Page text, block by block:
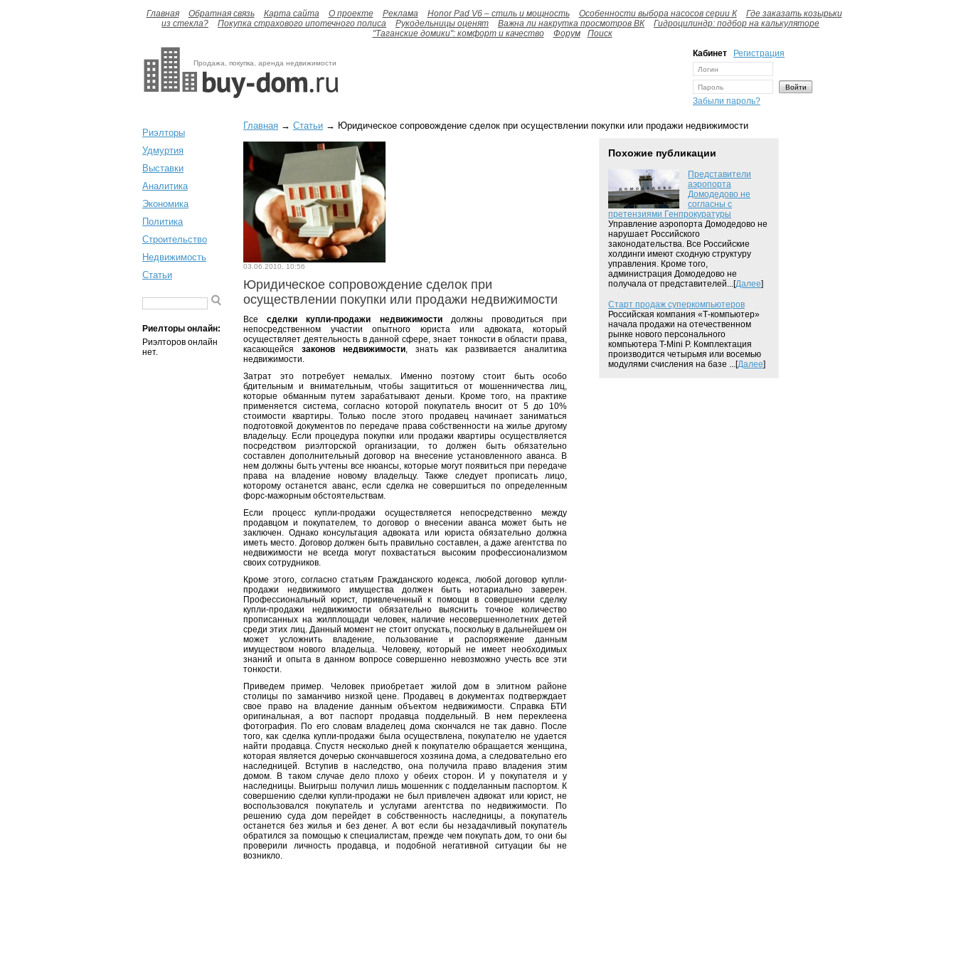
Главная Обратная связь Карта сайта О проекте Реклама Honor Pad V6 – стиль и мощность Особенности выбора насосов серии К
Где заказать козырьки
из стекла?
Покупка страхового ипотечного полиса Рукодельницы оценят Важна ли накрутка просмотров ВК
Гидроцилиндр: подбор на калькуляторе
"Таганские домики": комфорт и качество
Форум Поиск
Продажа, покупка, аренда недвижимости
Кабинет Регистрация
Забыли пароль?
Риэлторы
Удмуртия
Выставки
Аналитика
Экономика
Политика
Строительство
Недвижимость
Статьи
Риелторы онлайн:
Риэлторов онлайн
нет.
Главная → Статьи → Юридическое сопровождение сделок при осуществлении покупки или продажи недвижимости
03.06.2010, 10:56
Юридическое сопровождение сделок при
осуществлении покупки или продажи недвижимости
Всесделки купли-продажи недвижимостидолжны проводиться при
непосредственном участии опытного юриста или адвоката, который
осуществляет деятельность в данной сфере, знает тонкости в области права,
касающейся законов недвижимости, знать как развивается аналитика
недвижимости.
Затрат это потребует немалых. Именно поэтому стоит быть особо
бдительным и внимательным, чтобы защититься от мошенничества лиц,
которые обманным путем зарабатывают деньги. Кроме того, на практике
применяется система, согласно которой покупатель вносит от 5 до 10%
стоимости квартиры. Только после этого продавец начинает заниматься
подготовкой документов по передаче права собственности на жилье другому
владельцу. Если процедура покупки или продажи квартиры осуществляется
посредством риэлторской организации, то должен быть обязательно
составлен дополнительный договор на внесение установленного аванса. В
нем должны быть учтены все нюансы, которые могут появиться при передаче
права на владение новому владельцу. Также следует прописать лицо,
которому останется аванс, если сделка не совершиться по определенным
форс-мажорным обстоятельствам.
Если процесс купли-продажи осуществляется непосредственно между
продавцом и покупателем, то договор о внесении аванса может быть не
заключен. Однако консультация адвоката или юриста обязательно должна
иметь место. Договор должен быть правильно составлен, а даже агентства по
недвижимости не всегда могут похвастаться высоким профессионализмом
своих сотрудников.
Кроме этого, согласно статьям Гражданского кодекса, любой договор купли-
продажи недвижимого имущества должен быть нотариально заверен.
Профессиональный юрист, привлеченный к помощи в совершении сделку
купли-продажи недвижимости обязательно выяснить точное количество
прописанных на жилплощади человек, наличие несовершеннолетних детей
среди этих лиц. Данный момент не стоит опускать, поскольку в дальнейшем он
может усложнить владение, пользование и распоряжение данным
имуществом нового владельца. Человеку, который не имеет необходимых
знаний и опыта в данном вопросе совершенно невозможно учесть все эти
тонкости.
Приведем пример. Человек приобретает жилой дом в элитном районе
столицы по заманчиво низкой цене. Продавец в документах подтверждает
свое право на владение данным объектом недвижимости. Справка БТИ
оригинальная, а вот паспорт продавца поддельный. В нем переклеена
фотография. По его словам владелец дома скончался не так давно. После
того, как сделка купли-продажи была осуществлена, покупателю не удается
найти продавца. Спустя несколько дней к покупателю обращается женщина,
которая является дочерью скончавшегося хозяина дома, а следовательно его
наследницей. Вступив в наследство, она получила право владения этим
домом. В таком случае дело плохо у обеих сторон. И у покупателя и у
наследницы. Выигрыш получил лишь мошенник с подделанным паспортом. К
совершению сделки купли-продажи не был привлечен адвокат или юрист, не
воспользовался покупатель и услугами агентства по недвижимости. По
решению суда дом перейдет в собственность наследницы, а покупатель
останется без жилья и без денег. А вот если бы незадачливый покупатель
обратился за помощью к специалистам, прежде чем покупать дом, то они бы
проверили личность продавца, и подобной негативной ситуации бы не
возникло.
Похожие публикации
Представители
аэропорта
Домодедово не
согласны с
претензиями Генпрокуратуры
Управление аэропорта Домодедово не
нарушает Российского
законодательства. Все Российские
холдинги имеют сходную структуру
управления. Кроме того,
администрация Домодедово не
получала от представителей...[Далее]
Старт продаж суперкомпьютеров
Российская компания «Т-компьютер»
начала продажи на отечественном
рынке нового персонального
компьютера T-Mini P. Комплектация
производится четырьмя или восемью
модулями счисления на базе ...[Далее]